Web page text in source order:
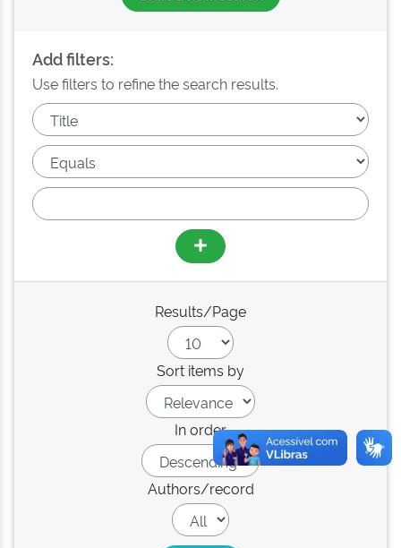
Add filters:
Use filters to refine the search results.
Results/Page
Sort items by
In order
Authors/record